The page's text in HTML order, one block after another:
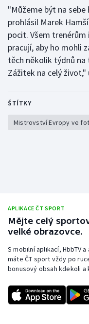
"Můžeme být na
prohlásil Marek
pocit. Všem
pracují, aby ho mohli
těch několik týdnů
Zážitek na celý
ŠTÍTKY
Mistrovství Evropy ve
APLIKACE ČT SPORT
Mějte celý
velké obrazovce.
S mobilní aplikací, HbbTV
máte ČT sport vždy po
bonusový obsah kdekoli a